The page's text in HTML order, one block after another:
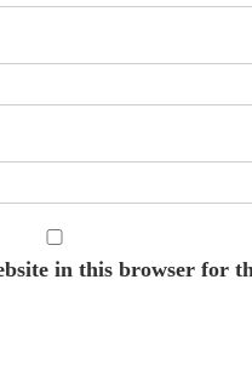
in this browser for